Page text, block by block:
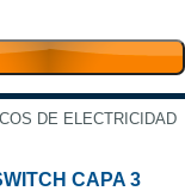
DE ELECTRICIDAD
CAPA 3